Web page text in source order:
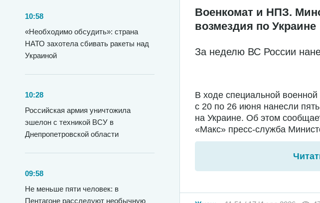
10:58
«Необходимо обсудить»: страна
НАТО захотела сбивать ракеты над
Украиной
10:28
Российская армия уничтожила
эшелон с техникой ВСУ в
Днепропетровской области
09:58
Не меньше пяти человек: в
Пентагоне расследуют необычную
Военкомат и НПЗ.
возмездия по Украине
За неделю ВС России
В ходе специальной
с 20 по 26 июня нанесли
на Украине. Об этом
«Макс» пресс-служба